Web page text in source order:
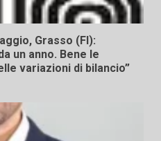
Grasso (FI):
un anno. Bene le
variazioni di bilancio”